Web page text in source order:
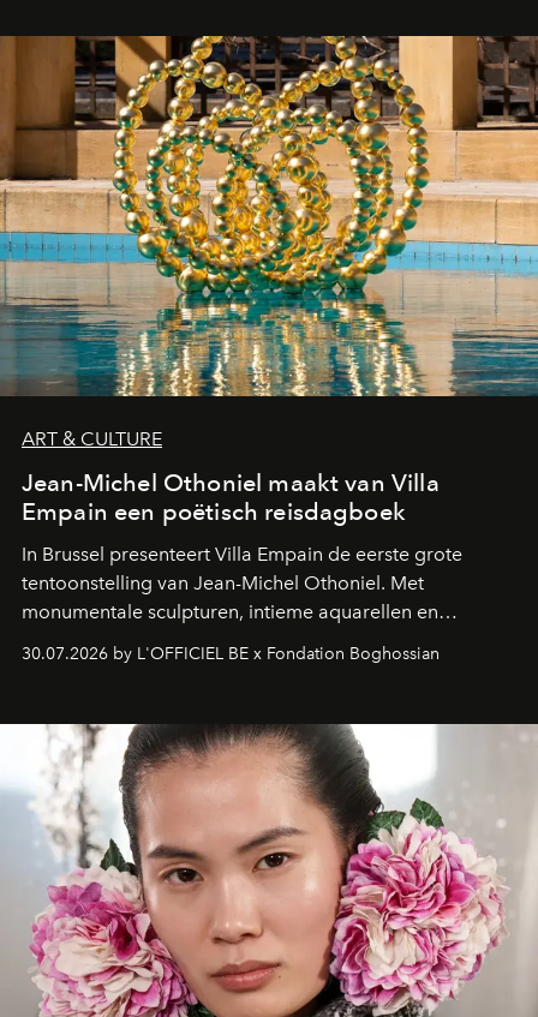
ART & CULTURE
Jean-Michel Othoniel maakt van Villa
Empain een poëtisch reisdagboek
In Brussel presenteert Villa Empain de eerste grote
tentoonstelling van Jean-Michel Othoniel. Met
monumentale sculpturen, intieme aquarellen en
fonkelend Murano-glas creëert de Franse kunstenaar
een emotionele reis waarin elk werk de herinnering
moment van verwondering.
30.07.2026 by L'OFFICIEL BE x Fondation Boghossian